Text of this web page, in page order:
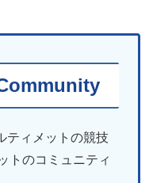
ティメットの競技
トのコミュニティ